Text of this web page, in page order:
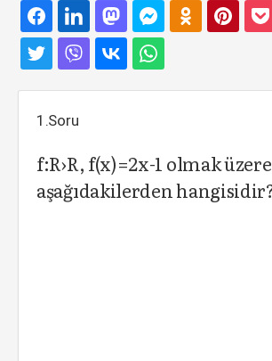
1.Soru
f:R›R, f(x)=2x-1 olmak üzere
aşağıdakilerden